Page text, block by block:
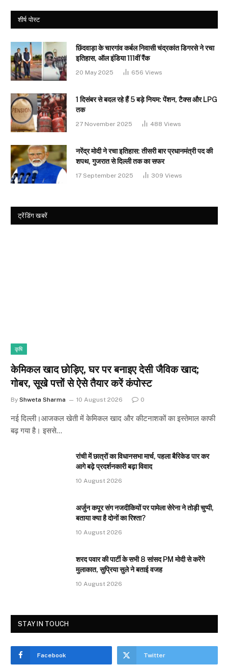
शीर्ष पोस्ट
छिंदवाड़ा के चारगांव कर्बल निवासी चंद्रकांत डिगरसे ने रचा
इतिहास, ऑल इंडिया 111वीं रैंक
20 May 2025 656 Views
1 दिसंबर से बदल रहे हैं 5 बड़े नियम: पेंशन, टैक्स और LPG
तक
27 November 2025 488 Views
नरेंद्र मोदी ने रचा इतिहास: तीसरी बार प्रधानमंत्री पद की
शपथ, गुजरात से दिल्ली तक का सफर
17 September 2025 309 Views
ट्रेंडिंग खबरें
कृषि
केमिकल खाद छोड़िए, घर पर बनाइए देसी जैविक खाद;
गोबर, सूखे पत्तों से ऐसे तैयार करें कंपोस्ट
By Shweta Sharma 10 August 2026 0
नई दिल्ली।आजकल खेती में केमिकल खाद और कीटनाशकों का इस्तेमाल काफी
बढ़ गया है। इससे…
रांची में छात्रों का विधानसभा मार्च, पहला बैरिकेड पार कर
आगे बढ़े प्रदर्शनकारी बढ़ा विवाद
10 August 2026
अर्जुन कपूर संग नजदीकियों पर पामेला सेरेना ने तोड़ी चुप्पी,
बताया क्या है दोनों का रिश्ता?
10 August 2026
शरद पवार की पार्टी के सभी 8 सांसद PM मोदी से करेंगे
मुलाकात, सुप्रिया सुले ने बताई वजह
10 August 2026
STAY IN TOUCH
Facebook Twitter